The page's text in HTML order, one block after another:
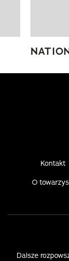
Kontakt
O
Dalsze